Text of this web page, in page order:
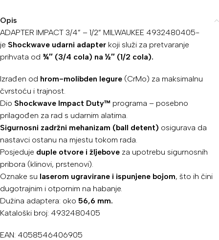
Opis
ADAPTER IMPACT 3/4” – 1/2” MILWAUKEE 4932480405-
je Shockwave udarni adapter koji služi za pretvaranje
prihvata od ¾″ (3/4 cola) na ½″ (1/2 cola).
Izrađen od hrom-molibden legure (CrMo) za maksimalnu
čvrstoću i trajnost.
Dio Shockwave Impact Duty™ programa – posebno
prilagođen za rad s udarnim alatima.
Sigurnosni zadržni mehanizam (ball detent) osigurava da
nastavci ostanu na mjestu tokom rada.
Posjeduje duple otvore i žljebove za upotrebu sigurnosnih
pribora (klinovi, prstenovi).
Oznake su laserom ugravirane i ispunjene bojom, što ih čini
dugotrajnim i otpornim na habanje.
Dužina adaptera: oko 56,6 mm.
Kataloški broj: 4932480405
EAN: 4058546406905